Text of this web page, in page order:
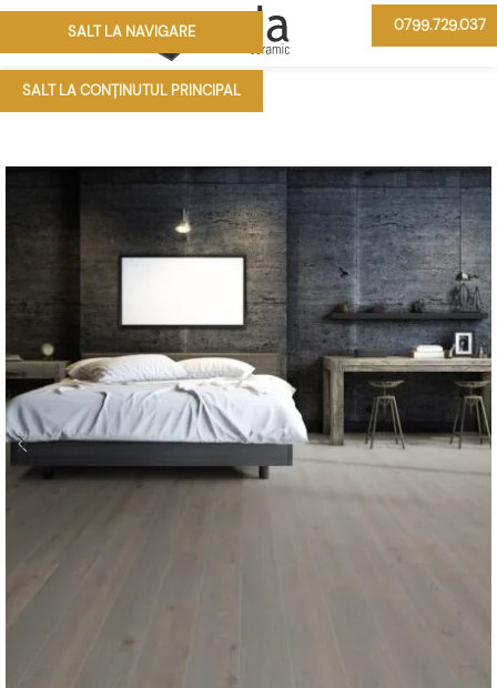
SALT LA NAVIGARE
SALT LA CONȚINUTUL PRINCIPAL
0799.729.037